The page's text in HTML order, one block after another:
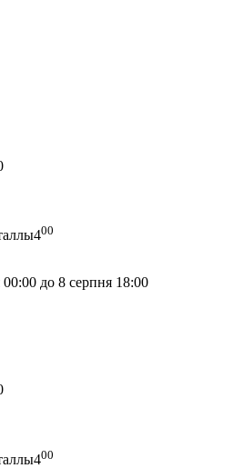
400
00:00 до 8 серпня 18:00
400